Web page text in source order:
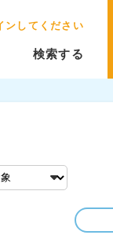
ンしてください
検索する